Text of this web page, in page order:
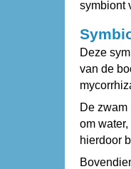
symbiont
Deze
van de
De
om
hierdoor